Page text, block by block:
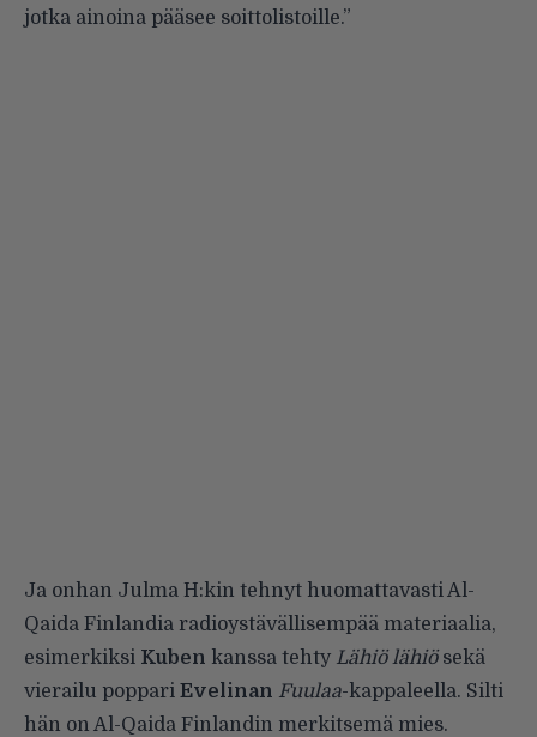
jotka ainoina pääsee soittolistoille.”
Ja onhan Julma H:kin tehnyt huomattavasti Al-
Qaida Finlandia radioystävällisempää materiaalia,
esimerkiksi Kuben kanssa tehty Lähiö lähiösekä
vierailu poppari Evelinan Fuulaa-kappaleella. Silti
hän on Al-Qaida Finlandin merkitsemä mies.